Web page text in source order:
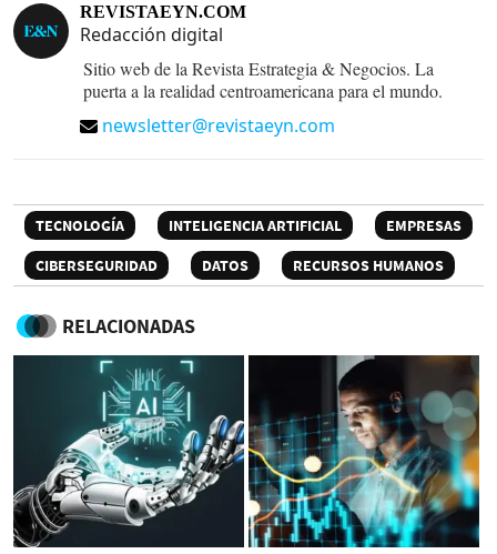
REVISTAEYN.COM
Redacción digital
Sitio web de la Revista Estrategia & Negocios. La
puerta a la realidad centroamericana para el mundo.
newsletter@revistaeyn.com
TECNOLOGÍA INTELIGENCIA ARTIFICIAL
EMPRESAS
CIBERSEGURIDAD
DATOS RECURSOS HUMANOS
RELACIONADAS